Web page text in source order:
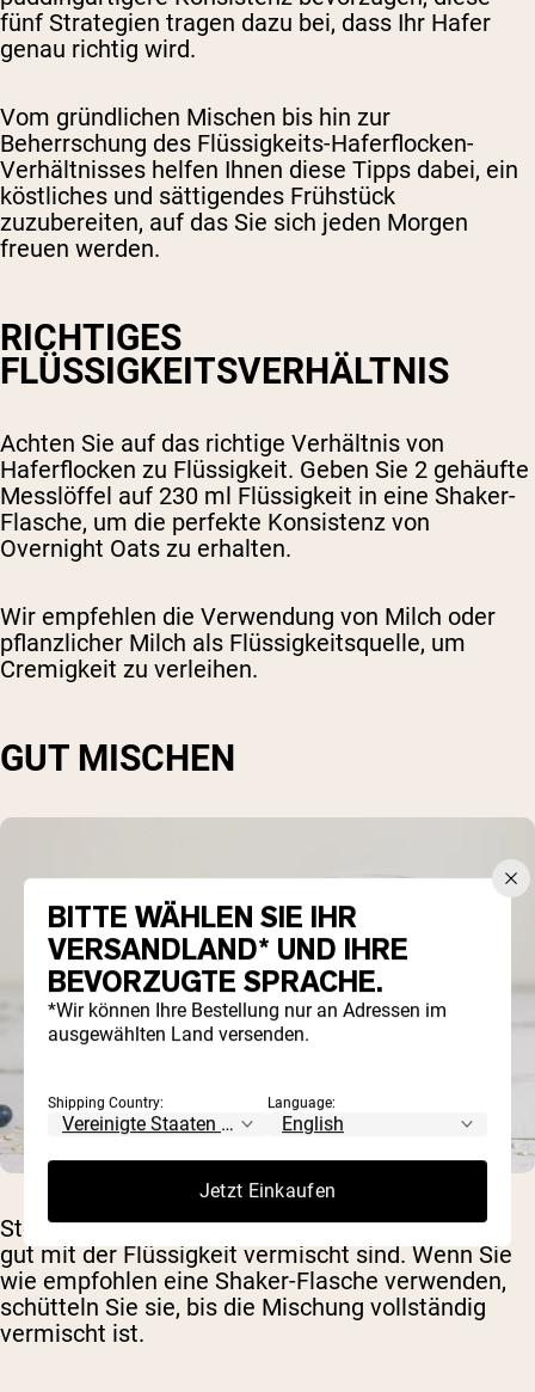
fünf Strategien tragen dazu bei, dass Ihr Hafer
genau richtig wird.
Vom gründlichen Mischen bis hin zur
Beherrschung des Flüssigkeits-Haferflocken-
Verhältnisses helfen Ihnen diese Tipps dabei, ein
köstliches und sättigendes Frühstück
zuzubereiten, auf das Sie sich jeden Morgen
freuen werden.
RICHTIGES
FLÜSSIGKEITSVERHÄLTNIS
Achten Sie auf das richtige Verhältnis von
Haferflocken zu Flüssigkeit. Geben Sie 2 gehäufte
Messlöffel auf 230 ml Flüssigkeit in eine Shaker-
Flasche, um die perfekte Konsistenz von
Overnight Oats zu erhalten.
Wir empfehlen die Verwendung von Milch oder
pflanzlicher Milch als Flüssigkeitsquelle, um
Cremigkeit zu verleihen.
GUT MISCHEN
Stellen Sie sicher, dass die Protein-Haferflocken
gut mit der Flüssigkeit vermischt sind. Wenn Sie
wie empfohlen eine Shaker-Flasche verwenden,
schütteln Sie sie, bis die Mischung vollständig
vermischt ist.
BITTE WÄHLEN SIE IHR
VERSANDLAND* UND IHRE
BEVORZUGTE SPRACHE.
*Wir können Ihre Bestellung nur an Adressen im
ausgewählten Land versenden.
Shipping Country: Language:
Jetzt Einkaufen